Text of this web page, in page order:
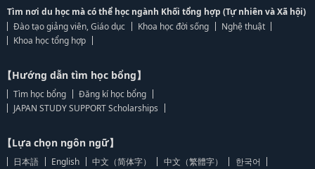
Tìm nơi du học mà có thể học ngành Khối tổng hợp (Tự nhiên và Xã hội)
Đào tạo giảng viên, Giáo dục
Khoa học đời sống
Nghệ thuật
Khoa học tổng hợp
【Hướng dẫn tìm học bổng】
Tìm học bổng
Đăng kí học bổng
JAPAN STUDY SUPPORT Scholarships
【Lựa chọn ngôn ngữ】
日本語 English 中文（简体字） 中文（繁體字）
한국어